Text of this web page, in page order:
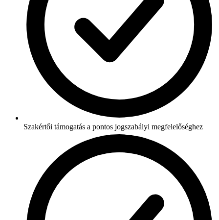
Szakértői támogatás a pontos jogszabályi megfelelőséghez